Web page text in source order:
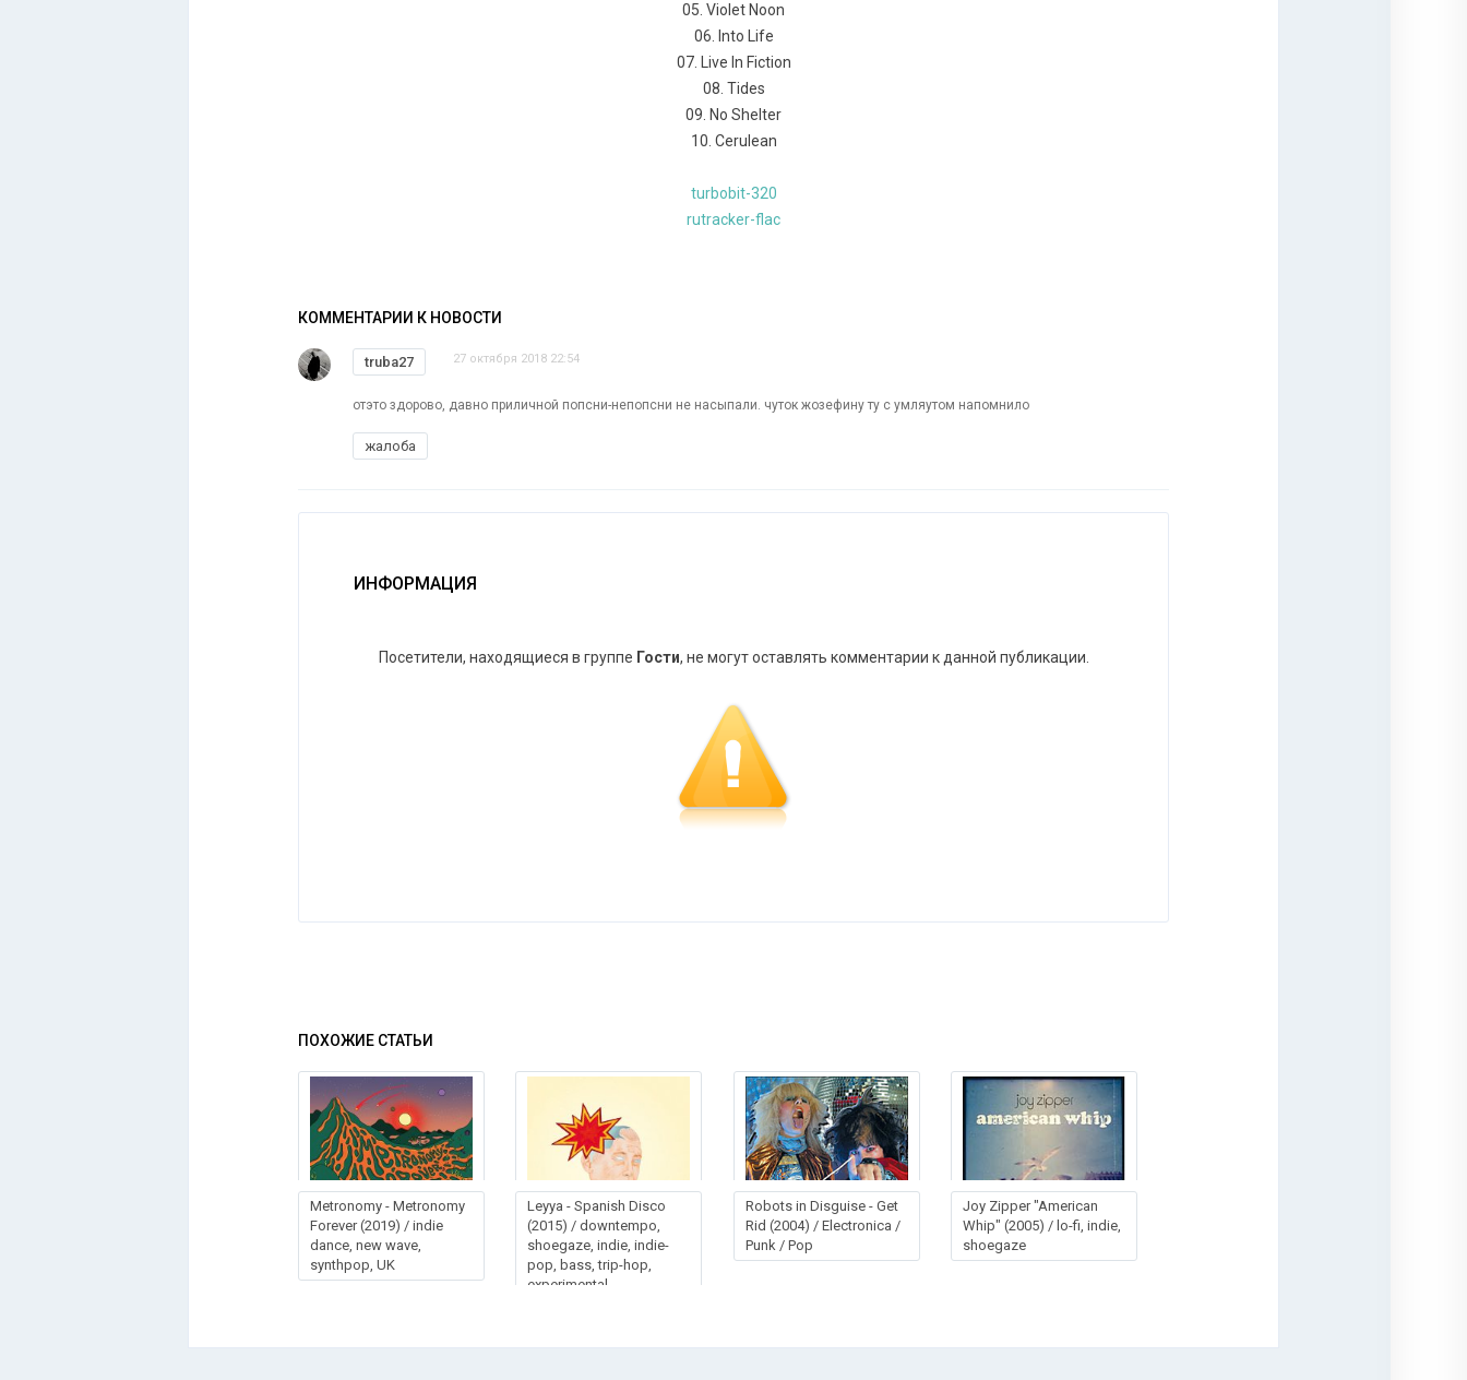
05. Violet Noon
06. Into Life
07. Live In Fiction
08. Tides
09. No Shelter
10. Cerulean
turbobit-320
rutracker-flac
КОММЕНТАРИИ К НОВОСТИ
truba27 27 октября 2018 22:54
отэто здорово, давно приличной попсни-непопсни не насыпали. чуток жозефину ту с умляутом напомнило
жалоба
ИНФОРМАЦИЯ
Посетители, находящиеся в группе Гости, не могут оставлять комментарии к данной публикации.
ПОХОЖИЕ СТАТЬИ
Меtrоnоmу - Меtrоnоmу
Fоrеvеr (2019) / indie
dance, new wave,
synthpop, UK
Leyya - Spanish Disco
(2015) / downtempo,
shoegaze, indie, indie-
pop, bass, trip-hop,
experimental
Robots in Disguise - Get
Rid (2004) / Electronica /
Punk / Pop
Joy Zipper "American
Whip" (2005) / lo-fi, indie,
shoegaze